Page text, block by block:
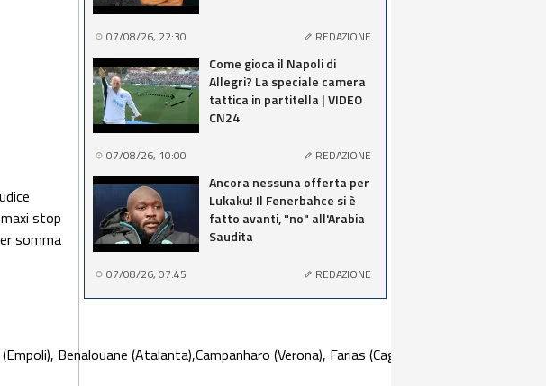
stop
somma
Benalouane (Atalanta),Campanharo (Verona), Farias (Cagliari), Hetemaj (Chievo),
07/08/26, 22:30 REDAZIONE
Come gioca il Napoli di
Allegri? La speciale camera
tattica in partitella | VIDEO
CN24
07/08/26, 10:00 REDAZIONE
Ancora nessuna offerta per
Lukaku! Il Fenerbahce si è
fatto avanti, "no" all'Arabia
Saudita
07/08/26, 07:45 REDAZIONE